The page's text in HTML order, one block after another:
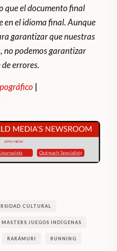
que el documento final
en el idioma final. Aunque
garantizar que nuestras
no podemos garantizar
errores.
|
CULTURAL
MASTERS JUEGOS INDÍGENAS
RARÁMURI RUNNING